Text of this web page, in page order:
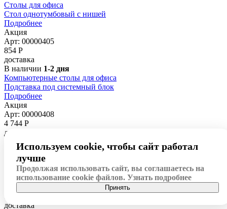
Столы для офиса
Стол однотумбовый с нишей
Подробнее
Акция
Арт: 00000405
854 Р
доставка
В наличии 1-2 дня
Компьютерные столы для офиса
Подставка под системный блок
Подробнее
Акция
Арт: 00000408
4 744 Р
доставка
В наличии
Столы для офиса
Стол угловой
Подробнее
Акция
доставка
Используем cookie, чтобы сайт работал
лучше
Продолжая использовать сайт, вы соглашаетесь на
использование cookie файлов. Узнать подробнее
Принять